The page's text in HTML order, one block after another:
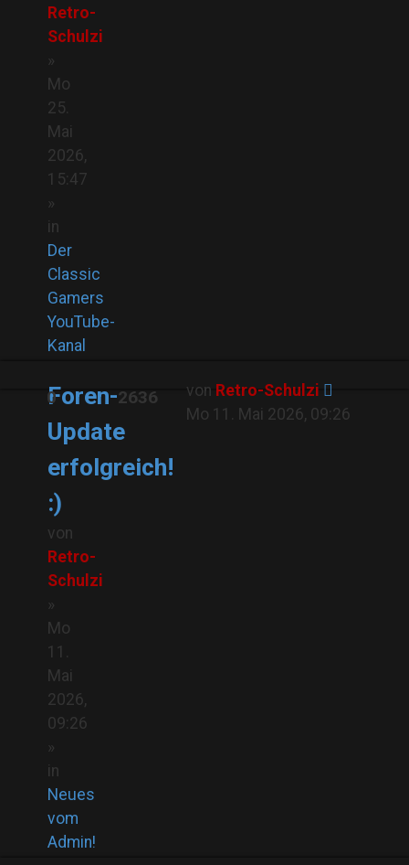
Retro-
Schulzi
»
Mo
25.
Mai
2026,
15:47
»
in
Der
Classic
Gamers
YouTube-
Kanal
Foren-
Update
erfolgreich!
:)
von
Retro-
Schulzi
»
Mo
11.
Mai
2026,
09:26
»
in
Neues
vom
Admin!
0 2636 von Retro-Schulzi
Mo 11. Mai 2026, 09:26